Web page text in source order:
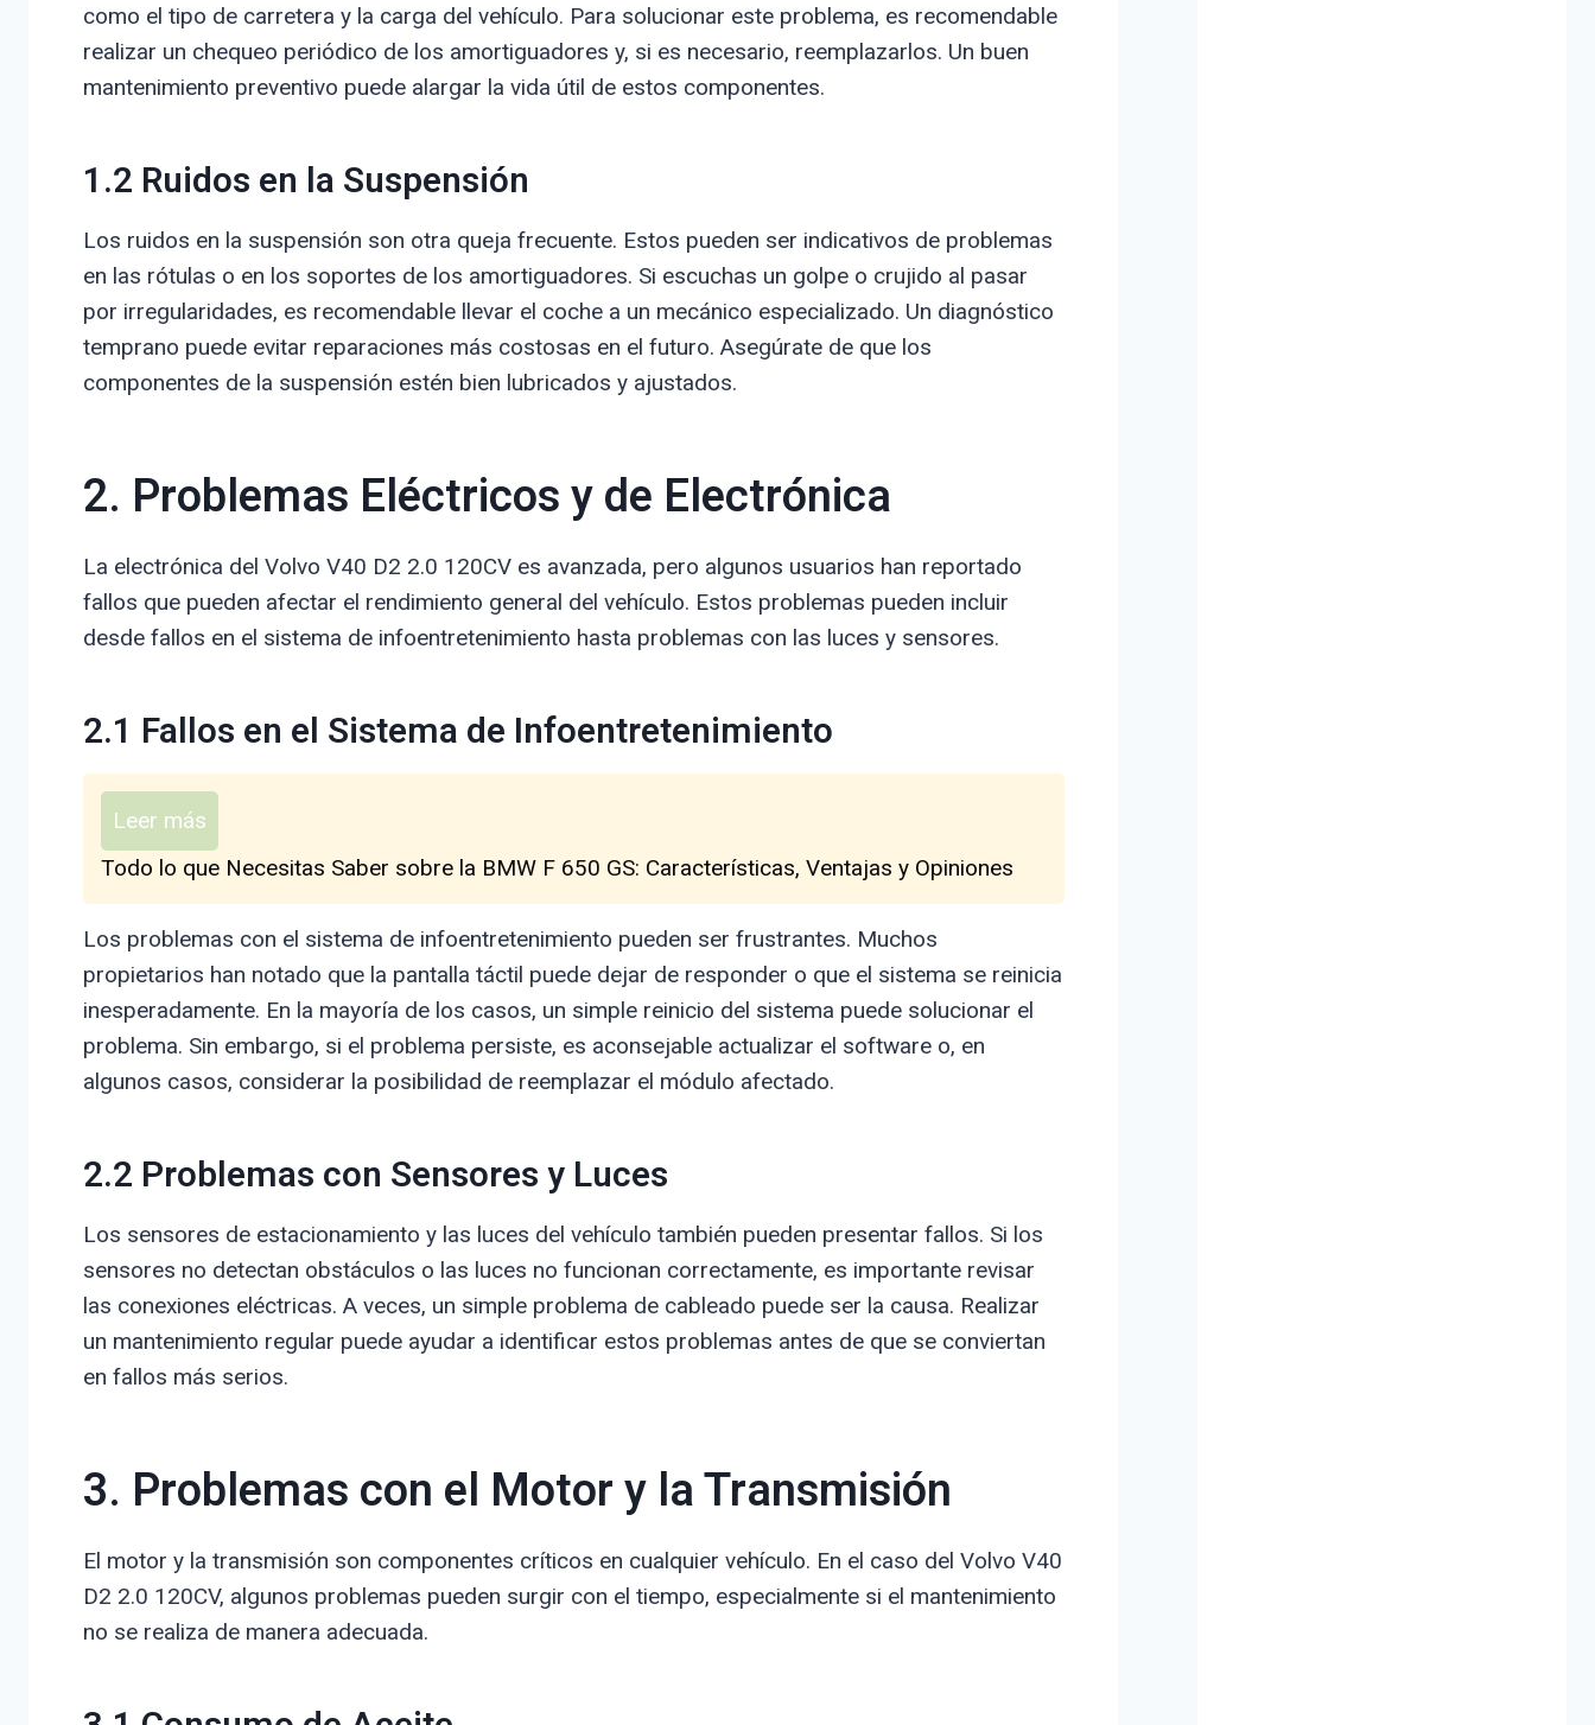
como el tipo de carretera y la carga del vehículo. Para solucionar este problema, es recomendable
realizar un chequeo periódico de los amortiguadores y, si es necesario, reemplazarlos. Un buen
mantenimiento preventivo puede alargar la vida útil de estos componentes.
1.2 Ruidos en la Suspensión
Los ruidos en la suspensión son otra queja frecuente. Estos pueden ser indicativos de problemas
en las rótulas o en los soportes de los amortiguadores. Si escuchas un golpe o crujido al pasar
por irregularidades, es recomendable llevar el coche a un mecánico especializado. Un diagnóstico
temprano puede evitar reparaciones más costosas en el futuro. Asegúrate de que los
componentes de la suspensión estén bien lubricados y ajustados.
2. Problemas Eléctricos y de Electrónica
La electrónica del Volvo V40 D2 2.0 120CV es avanzada, pero algunos usuarios han reportado
fallos que pueden afectar el rendimiento general del vehículo. Estos problemas pueden incluir
desde fallos en el sistema de infoentretenimiento hasta problemas con las luces y sensores.
2.1 Fallos en el Sistema de Infoentretenimiento
Leer más
Todo lo que Necesitas Saber sobre la BMW F 650 GS: Características, Ventajas y Opiniones
Los problemas con el sistema de infoentretenimiento pueden ser frustrantes. Muchos
propietarios han notado que la pantalla táctil puede dejar de responder o que el sistema se reinicia
inesperadamente. En la mayoría de los casos, un simple reinicio del sistema puede solucionar el
problema. Sin embargo, si el problema persiste, es aconsejable actualizar el software o, en
algunos casos, considerar la posibilidad de reemplazar el módulo afectado.
2.2 Problemas con Sensores y Luces
Los sensores de estacionamiento y las luces del vehículo también pueden presentar fallos. Si los
sensores no detectan obstáculos o las luces no funcionan correctamente, es importante revisar
las conexiones eléctricas. A veces, un simple problema de cableado puede ser la causa. Realizar
un mantenimiento regular puede ayudar a identificar estos problemas antes de que se conviertan
en fallos más serios.
3. Problemas con el Motor y la Transmisión
El motor y la transmisión son componentes críticos en cualquier vehículo. En el caso del Volvo V40
D2 2.0 120CV, algunos problemas pueden surgir con el tiempo, especialmente si el mantenimiento
no se realiza de manera adecuada.